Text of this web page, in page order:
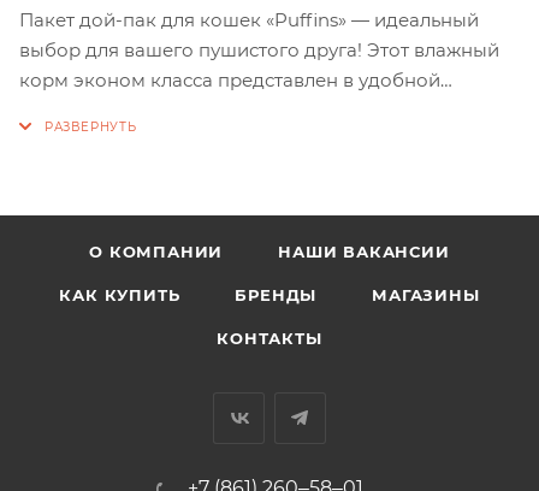
Пакет дой-пак для кошек «Puffins» — идеальный
выбор для вашего пушистого друга! Этот влажный
корм эконом класса представлен в удобной
О КОМПАНИИ НАШИ ВАКАНСИИ
КАК КУПИТЬ БРЕНДЫ МАГАЗИНЫ
КОНТАКТЫ